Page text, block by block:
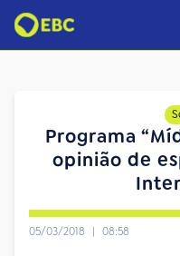
Programa
opinião de
05/03/2018 | 08:58